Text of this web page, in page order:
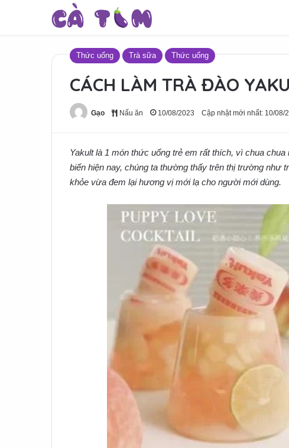
Thức uống Trà sữa Thức uống
CÁCH LÀM TRÀ ĐÀO
Gạo Nấu ăn 10/08/2023 Cập nhật mới nhất: 10/08/
Yakult là 1 món thức uống trẻ em rất thích, vì chua
biến hiện nay, chúng ta thường thấy trên thị trường
khỏe vừa đem lại hương vị mới lạ cho người mới dùng.